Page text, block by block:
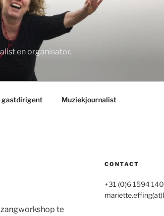
en organisator.
gastdirigent Muziekjournalist
te
CONTACT
+31 (0)6 1594